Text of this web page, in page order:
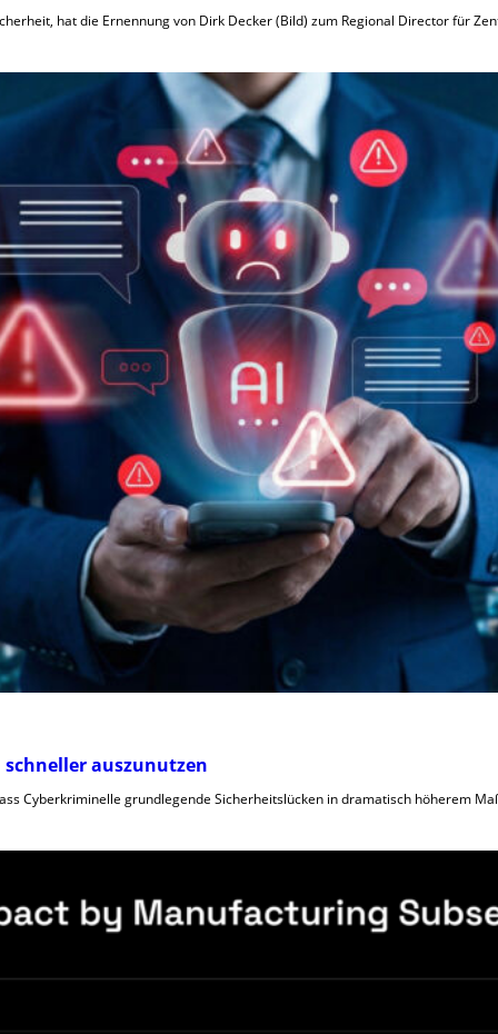
hat die Ernennung von Dirk Decker (Bild) zum Regional Director für
auszunutzen
Cyberkriminelle grundlegende Sicherheitslücken in dramatisch höherem